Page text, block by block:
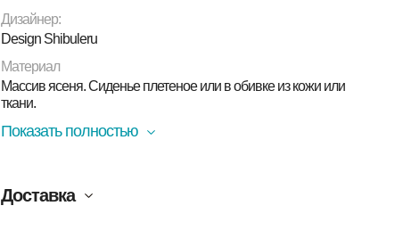
Дизайнер:
Design Shibuleru
Материал
Массив ясеня. Сиденье плетеное или в обивке из кожи или
ткани.
Показать полностью
Доставка